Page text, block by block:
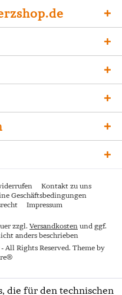
Kontakt zu uns
Geschäftsbedingungen
Impressum
zzgl. Versandkosten und ggf.
anders beschrieben
Rights Reserved. Theme by
die für den technischen